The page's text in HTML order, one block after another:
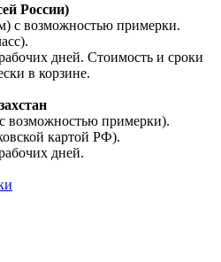
России)
с возможностью примерки.
дней. Стоимость и сроки
в корзине.
примерки).
картой РФ).
дней.